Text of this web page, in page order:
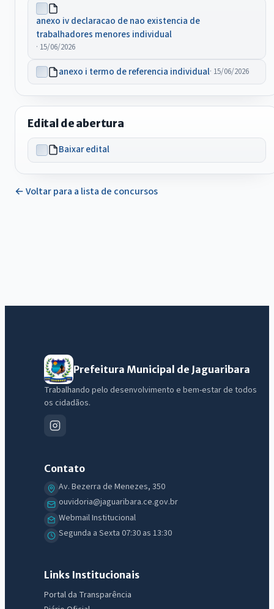
anexo iv declaracao de nao existencia de
trabalhadores menores individual
· 15/06/2026
anexo i termo de referencia individual· 15/06/2026
Edital de abertura
Baixar edital
← Voltar para a lista de concursos
Prefeitura Municipal de Jaguaribara
Trabalhando pelo desenvolvimento e bem-estar de todos
os cidadãos.
Contato
Av. Bezerra de Menezes, 350
ouvidoria@jaguaribara.ce.gov.br
Webmail Institucional
Segunda a Sexta 07:30 as 13:30
Links Institucionais
Portal da Transparência